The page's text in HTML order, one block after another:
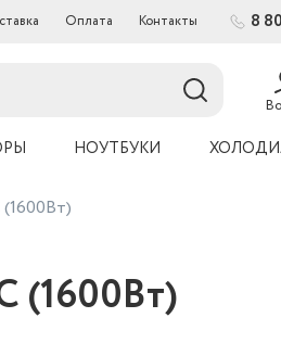
Оплата Контакты 8
НОУТБУКИ
C (1600Вт)
C (1600Вт)